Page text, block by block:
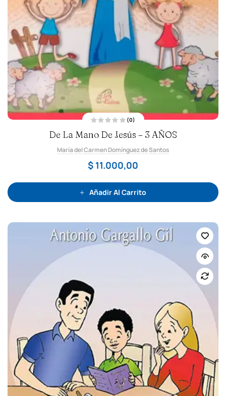
a
l
r
a
d
o
n
0
d
(0)
De La Mano De Jesús – 3 AÑOS
María del Carmen Domínguez de Santos
$ 11.000,00
Añadir Al Carrito